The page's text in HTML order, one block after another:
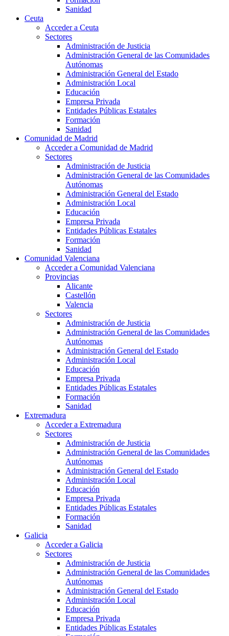
Sanidad
Ceuta
Acceder a Ceuta
Sectores
Administración de Justicia
Administración General de las Comunidades
Autónomas
Administración General del Estado
Administración Local
Educación
Empresa Privada
Entidades Públicas Estatales
Formación
Sanidad
Comunidad de Madrid
Acceder a Comunidad de Madrid
Sectores
Administración de Justicia
Administración General de las Comunidades
Autónomas
Administración General del Estado
Administración Local
Educación
Empresa Privada
Entidades Públicas Estatales
Formación
Sanidad
Comunidad Valenciana
Acceder a Comunidad Valenciana
Provincias
Alicante
Castellón
Valencia
Sectores
Administración de Justicia
Administración General de las Comunidades
Autónomas
Administración General del Estado
Administración Local
Educación
Empresa Privada
Entidades Públicas Estatales
Formación
Sanidad
Extremadura
Acceder a Extremadura
Sectores
Administración de Justicia
Administración General de las Comunidades
Autónomas
Administración General del Estado
Administración Local
Educación
Empresa Privada
Entidades Públicas Estatales
Formación
Sanidad
Galicia
Acceder a Galicia
Sectores
Administración de Justicia
Administración General de las Comunidades
Autónomas
Administración General del Estado
Administración Local
Educación
Empresa Privada
Entidades Públicas Estatales